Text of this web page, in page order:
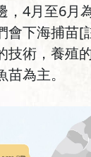
，4月至6月
會下海捕苗[
技術，養殖
為主。